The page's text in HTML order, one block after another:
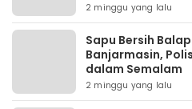
2 minggu yang lalu
Sapu Bersih
Banjarmasin,
dalam Semalam
2 minggu yang lalu